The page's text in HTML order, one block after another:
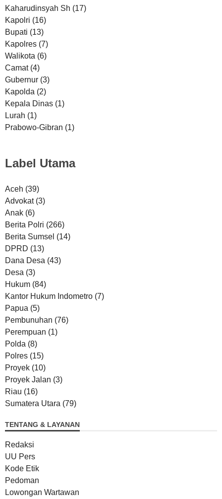
Kaharudinsyah Sh (17)
Kapolri (16)
Bupati (13)
Kapolres (7)
Walikota (6)
Camat (4)
Gubernur (3)
Kapolda (2)
Kepala Dinas (1)
Lurah (1)
Prabowo-Gibran (1)
Label Utama
Aceh (39)
Advokat (3)
Anak (6)
Berita Polri (266)
Berita Sumsel (14)
DPRD (13)
Dana Desa (43)
Desa (3)
Hukum (84)
Kantor Hukum Indometro (7)
Papua (5)
Pembunuhan (76)
Perempuan (1)
Polda (8)
Polres (15)
Proyek (10)
Proyek Jalan (3)
Riau (16)
Sumatera Utara (79)
TENTANG & LAYANAN
Redaksi
UU Pers
Kode Etik
Pedoman
Lowongan Wartawan